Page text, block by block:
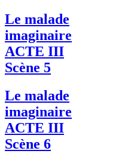
Le malade
imaginaire
ACTE III
Scène 5
Le malade
imaginaire
ACTE III
Scène 6